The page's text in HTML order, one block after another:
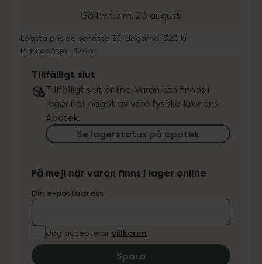
Gäller t.o.m. 20 augusti
Lägsta pris de senaste 30 dagarna: 326 kr
Pris i apotek: 326 kr
Tillfälligt slut
Tillfälligt slut online. Varan kan finnas i
lager hos något av våra fysiska Kronans
Apotek.
Se lagerstatus på apotek
Få mejl när varan finns i lager online
Din e-postadress
Jag accepterar villkoren
Spara